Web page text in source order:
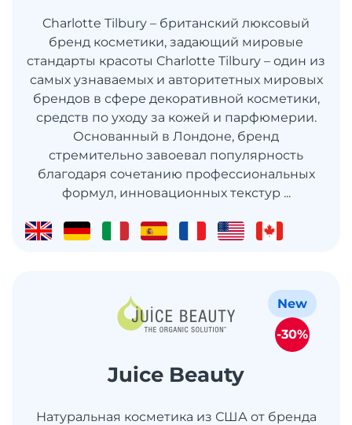
Charlotte Tilbury – британский люксовый
бренд косметики, задающий мировые
стандарты красоты Charlotte Tilbury – один из
самых узнаваемых и авторитетных мировых
брендов в сфере декоративной косметики,
средств по уходу за кожей и парфюмерии.
Основанный в Лондоне, бренд
стремительно завоевал популярность
благодаря сочетанию профессиональных
формул, инновационных текстур ...
Juice Beauty
Натуральная косметика из США от бренда
New
-30%